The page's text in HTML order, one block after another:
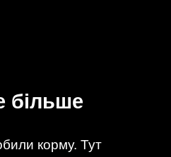
більше
корму. Тут